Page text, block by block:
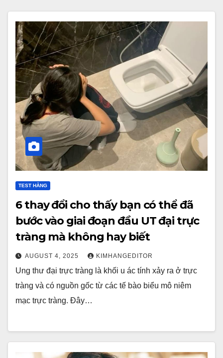
TEST HẰNG
6 thay đổi cho thấy bạn có thể đã
bước vào giai đoạn đầu UT đại trực
tràng mà không hay biết
AUGUST 4, 2025 KIMHANGEDITOR
Ung thư đại trực tràng là khối u ác tính xảy ra ở trực
tràng và có nguồn gốc từ các tế bào biểu mô niêm
mạc trực tràng. Đây…